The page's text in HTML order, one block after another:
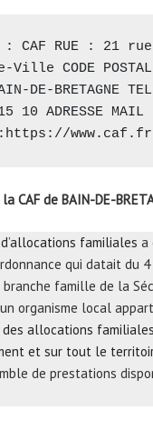
: CAF RUE : 21
CODE
DE-BRETAGNE
10 ADRESSE MAIL
https://www.caf.fr
la CAF de BAIN-DE-
familiales a
qui datait du
famille de la
organisme local
des allocations familiales
et sur tout le
de prestations